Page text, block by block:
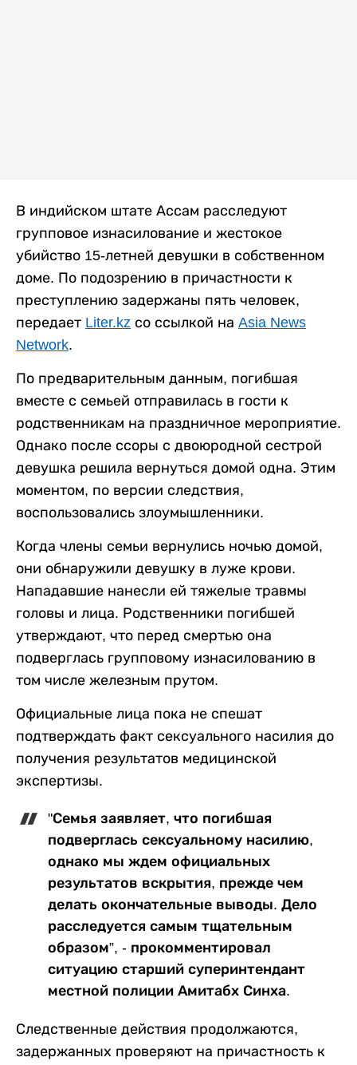
В индийском штате Ассам расследуют
групповое изнасилование и жестокое
убийство 15-летней девушки в собственном
доме. По подозрению в причастности к
преступлению задержаны пять человек,
передает Liter.kz со ссылкой на Asia News
Network.
По предварительным данным, погибшая
вместе с семьей отправилась в гости к
родственникам на праздничное мероприятие.
Однако после ссоры с двоюродной сестрой
девушка решила вернуться домой одна. Этим
моментом, по версии следствия,
воспользовались злоумышленники.
Когда члены семьи вернулись ночью домой,
они обнаружили девушку в луже крови.
Нападавшие нанесли ей тяжелые травмы
головы и лица. Родственники погибшей
утверждают, что перед смертью она
подверглась групповому изнасилованию в
том числе железным прутом.
Официальные лица пока не спешат
подтверждать факт сексуального насилия до
получения результатов медицинской
экспертизы.
"Семья заявляет, что погибшая
подверглась сексуальному насилию,
однако мы ждем официальных
результатов вскрытия, прежде чем
делать окончательные выводы. Дело
расследуется самым тщательным
образом”, - прокомментировал
ситуацию старший суперинтендант
местной полиции Амитабх Синха.
Следственные действия продолжаются,
задержанных проверяют на причастность к